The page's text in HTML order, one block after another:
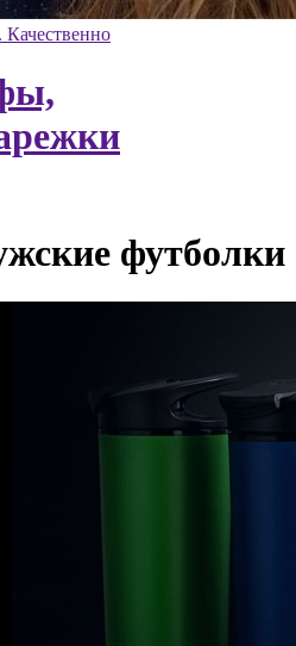
футболки